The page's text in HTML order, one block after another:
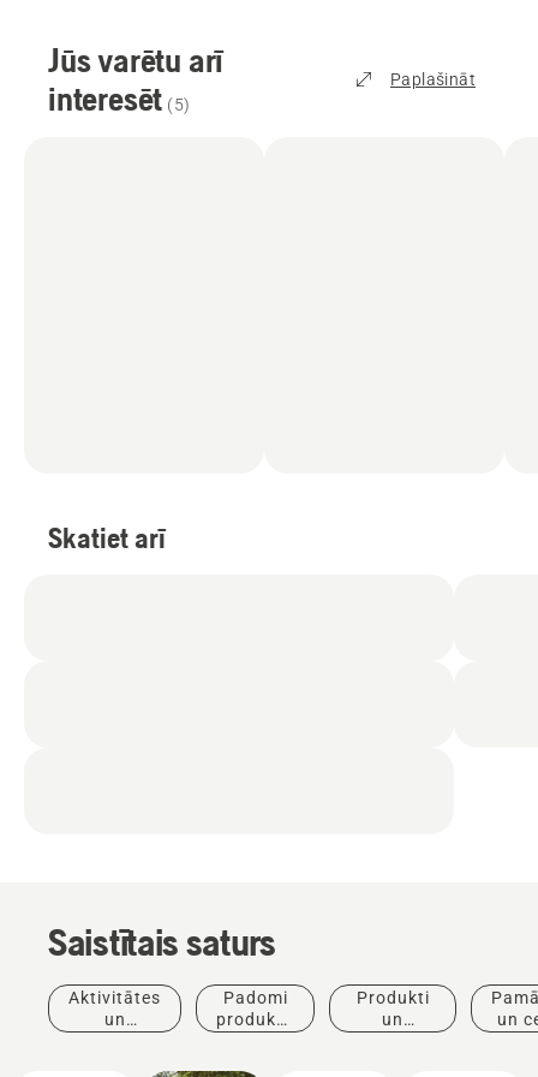
Jūs varētu arī
interesēt (5)
Paplašināt
Skatiet arī
Saistītais saturs
Aktivitātes
un
Padomi
produktu
Produkti
un
un